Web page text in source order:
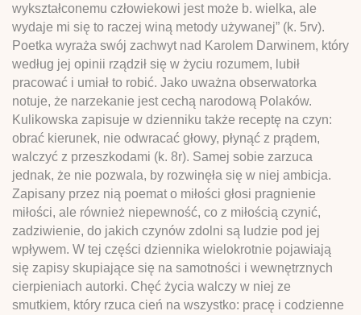
wykształconemu człowiekowi jest może b. wielka, ale
wydaje mi się to raczej winą metody używanej” (k. 5rv).
Poetka wyraża swój zachwyt nad Karolem Darwinem, który
według jej opinii rządził się w życiu rozumem, lubił
pracować i umiał to robić. Jako uważna obserwatorka
notuje, że narzekanie jest cechą narodową Polaków.
Kulikowska zapisuje w dzienniku także receptę na czyn:
obrać kierunek, nie odwracać głowy, płynąć z prądem,
walczyć z przeszkodami (k. 8r). Samej sobie zarzuca
jednak, że nie pozwala, by rozwinęła się w niej ambicja.
Zapisany przez nią poemat o miłości głosi pragnienie
miłości, ale również niepewność, co z miłością czynić,
zadziwienie, do jakich czynów zdolni są ludzie pod jej
wpływem. W tej części dziennika wielokrotnie pojawiają
się zapisy skupiające się na samotności i wewnętrznych
cierpieniach autorki. Chęć życia walczy w niej ze
smutkiem, który rzuca cień na wszystko: pracę i codzienne